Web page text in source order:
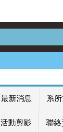
最新消息 系
活動剪影 聯